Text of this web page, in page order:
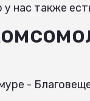
нас также
-